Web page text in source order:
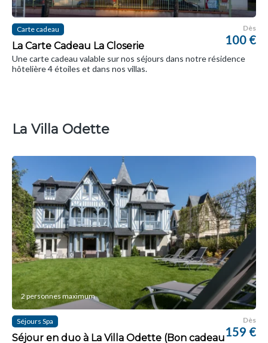
Carte cadeau
La Carte Cadeau La Closerie
Dès
100 €
Une carte cadeau valable sur nos séjours dans notre résidence
hôtelière 4 étoiles et dans nos villas.
La Villa Odette
2 personnes maximum
Séjours Spa
Séjour en duo à La Villa Odette (Bon cadeau
Dès
159 €